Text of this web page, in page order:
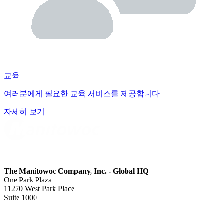
교육
여러분에게 필요한 교육 서비스를 제공합니다
자세히 보기
The Manitowoc Company, Inc. - Global HQ
One Park Plaza
11270 West Park Place
Suite 1000